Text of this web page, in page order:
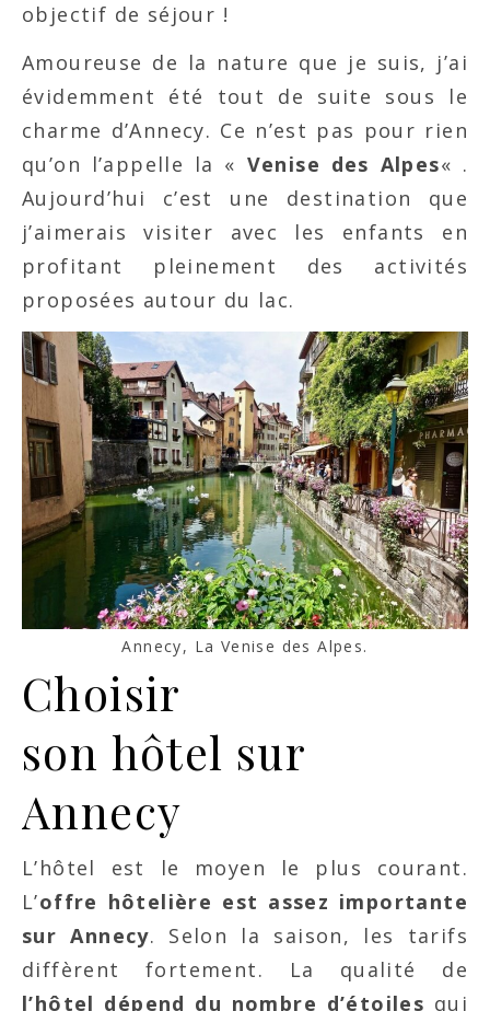
objectif de séjour !
Amoureuse de la nature que je suis, j’ai
évidemment été tout de suite sous le
charme d’Annecy. Ce n’est pas pour rien
qu’on l’appelle la « Venise des Alpes« .
Aujourd’hui c’est une destination que
j’aimerais visiter avec les enfants en
profitant pleinement des activités
proposées autour du lac.
Annecy, La Venise des Alpes.
Choisir
son hôtel sur
Annecy
L’hôtel est le moyen le plus courant.
L’offre hôtelière est assez importante
sur Annecy. Selon la saison, les tarifs
diffèrent fortement. La qualité de
l’hôtel dépend du nombre d’étoiles qui